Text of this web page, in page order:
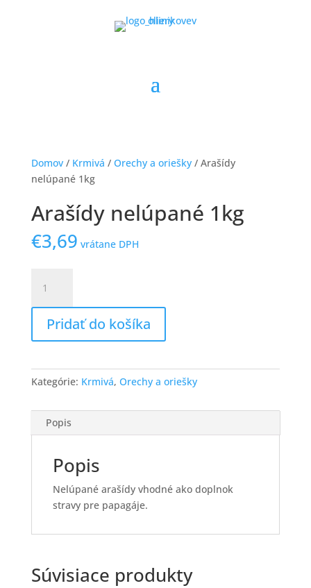
Domov/ Krmivá / Orechy a oriešky/ Arašídy
nelúpané 1kg
Arašídy nelúpané 1kg
€3,69 vrátane DPH
Arašídy
nelúpané
Pridať do košíka
Kategórie: Krmivá, Orechy a oriešky
Popis
Popis
Nelúpané arašídy vhodné ako doplnok
stravy pre papagáje.
Súvisiace produkty